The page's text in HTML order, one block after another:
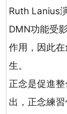
Ruth Lanius
DMN功能受
作用，因此
生。
正念是促進整
出，正念練習